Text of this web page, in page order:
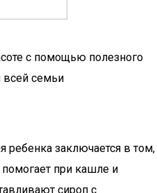
с помощью полезного
всей семьи
ребенка заключается в том,
при кашле и
сироп с